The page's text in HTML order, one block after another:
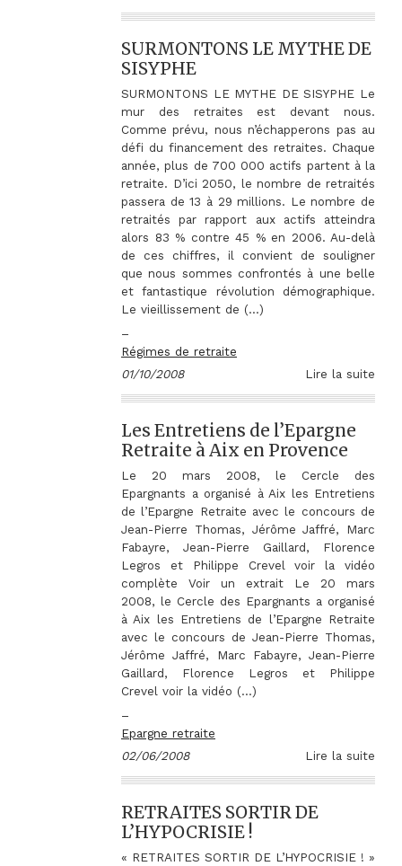
SURMONTONS LE MYTHE DE
SISYPHE
SURMONTONS LE MYTHE DE SISYPHE Le
mur des retraites est devant nous.
Comme prévu, nous n’échapperons pas au
défi du financement des retraites. Chaque
année, plus de 700 000 actifs partent à la
retraite. D’ici 2050, le nombre de retraités
passera de 13 à 29 millions. Le nombre de
retraités par rapport aux actifs atteindra
alors 83 % contre 45 % en 2006. Au-delà
de ces chiffres, il convient de souligner
que nous sommes confrontés à une belle
et fantastique révolution démographique.
Le vieillissement de (…)
–
Régimes de retraite
01/10/2008
Lire la suite
Les Entretiens de l’Epargne
Retraite à Aix en Provence
Le 20 mars 2008, le Cercle des
Epargnants a organisé à Aix les Entretiens
de l’Epargne Retraite avec le concours de
Jean-Pierre Thomas, Jérôme Jaffré, Marc
Fabayre, Jean-Pierre Gaillard, Florence
Legros et Philippe Crevel voir la vidéo
complète Voir un extrait Le 20 mars
2008, le Cercle des Epargnants a organisé
à Aix les Entretiens de l’Epargne Retraite
avec le concours de Jean-Pierre Thomas,
Jérôme Jaffré, Marc Fabayre, Jean-Pierre
Gaillard, Florence Legros et Philippe
Crevel voir la vidéo (…)
–
Epargne retraite
02/06/2008
Lire la suite
RETRAITES SORTIR DE
L’HYPOCRISIE !
« RETRAITES SORTIR DE L’HYPOCRISIE ! »